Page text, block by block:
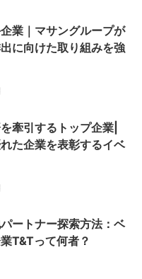
業｜マサングループが
に向けた取り組みを強
牽引するトップ企業|
た企業を表彰するイベ
ートナー探索方法：ベ
T&Tって何者？